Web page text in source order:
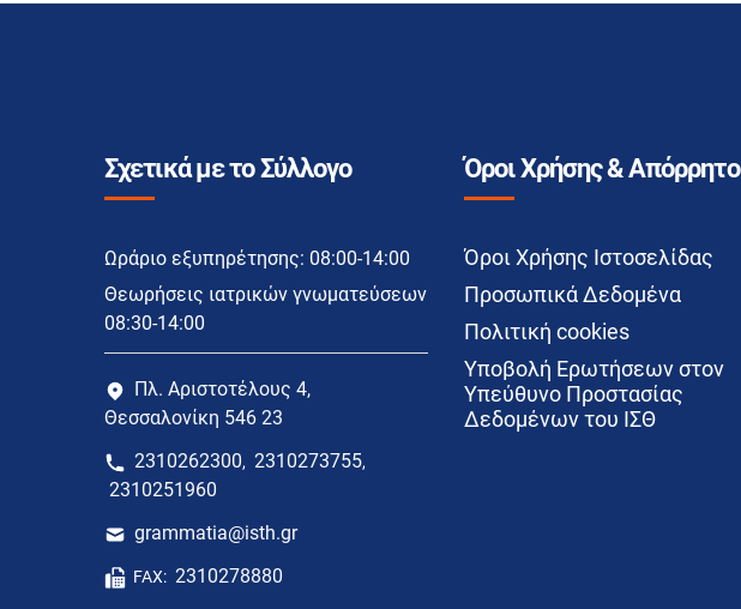
Σχετικά με το Σύλλογο
Ωράριο εξυπηρέτησης: 08:00-14:00
Θεωρήσεις ιατρικών γνωματεύσεων
08:30-14:00
Πλ. Αριστοτέλους 4,
Θεσσαλονίκη 546 23
2310262300, 2310273755,
2310251960
grammatia@isth.gr
FAX: 2310278880
Όροι Χρήσης & Απόρρητο
Όροι Χρήσης Ιστοσελίδας
Προσωπικά Δεδομένα
Πολιτική cookies
Υποβολή Ερωτήσεων στον
Υπεύθυνο Προστασίας
Δεδομένων του ΙΣΘ